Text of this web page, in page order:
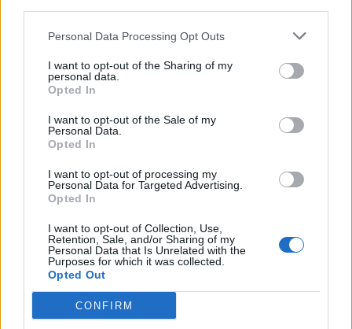
Personal Data Processing Opt Outs
I want to opt-out of the Sharing of my
personal data.
Opted In
I want to opt-out of the Sale of my
Personal Data.
Opted In
I want to opt-out of processing my
Personal Data for Targeted Advertising.
Opted In
I want to opt-out of Collection, Use,
Retention, Sale, and/or Sharing of my
Personal Data that Is Unrelated with the
Purposes for which it was collected.
Opted Out
CONFIRM
Φωτοσχόλιο